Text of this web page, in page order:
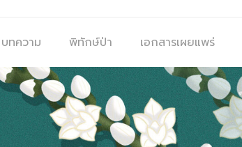
บทความ พิทักษ์ป่า เอกสารเผยแพร่